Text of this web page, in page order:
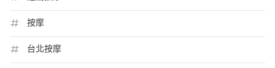
按摩
台北按摩